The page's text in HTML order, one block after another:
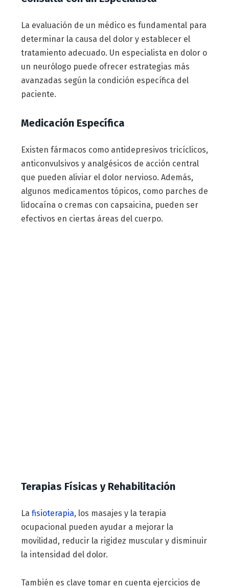
La evaluación de un médico es fundamental para
determinar la causa del dolor y establecer el
tratamiento adecuado. Un especialista en dolor o
un neurólogo puede ofrecer estrategias más
avanzadas según la condición específica del
paciente.
Medicación Específica
Existen fármacos como antidepresivos tricíclicos,
anticonvulsivos y analgésicos de acción central
que pueden aliviar el dolor nervioso. Además,
algunos medicamentos tópicos, como parches de
lidocaína o cremas con capsaicina, pueden ser
efectivos en ciertas áreas del cuerpo.
Terapias Físicas y Rehabilitación
La fisioterapia, los masajes y la terapia
ocupacional pueden ayudar a mejorar la
movilidad, reducir la rigidez muscular y disminuir
la intensidad del dolor.
También es clave tomar en cuenta ejercicios de